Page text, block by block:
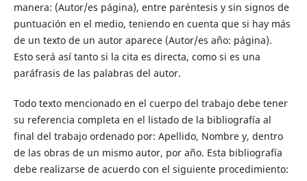
manera: (Autor/es página), entre paréntesis y sin signos de
puntuación en el medio, teniendo en cuenta que si hay más
de un texto de un autor aparece (Autor/es año: página).
Esto será así tanto si la cita es directa, como si es una
paráfrasis de las palabras del autor.
Todo texto mencionado en el cuerpo del trabajo debe tener
su referencia completa en el listado de la bibliografía al
final del trabajo ordenado por: Apellido, Nombre y, dentro
de las obras de un mismo autor, por año. Esta bibliografía
debe realizarse de acuerdo con el siguiente procedimiento: